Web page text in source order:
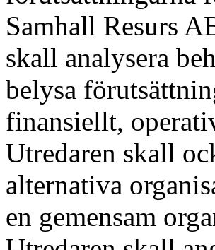
Samhall Resurs
skall analysera
belysa
finansiellt,
Utredaren skall
alternativa
en gemensam